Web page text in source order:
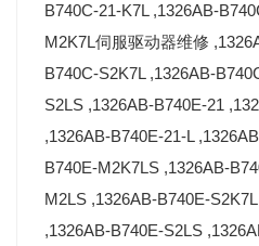
B740C-21-K7L ,1326AB-
M2K7L伺服驱动器维修
B740C-S2K7L ,1326AB-
S2LS ,1326AB-B740E-21
,1326AB-B740E-21-L
B740E-M2K7LS ,1326AB-
M2LS ,1326AB-B740E-
,1326AB-B740E-S2LS